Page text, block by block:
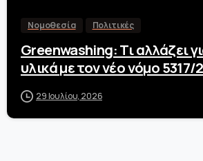
Νομοθεσία Πολιτικές
Greenwashing: Τι αλλάζει
υλικά με τον νέο νόμο 5317/
29 Ιουλίου, 2026